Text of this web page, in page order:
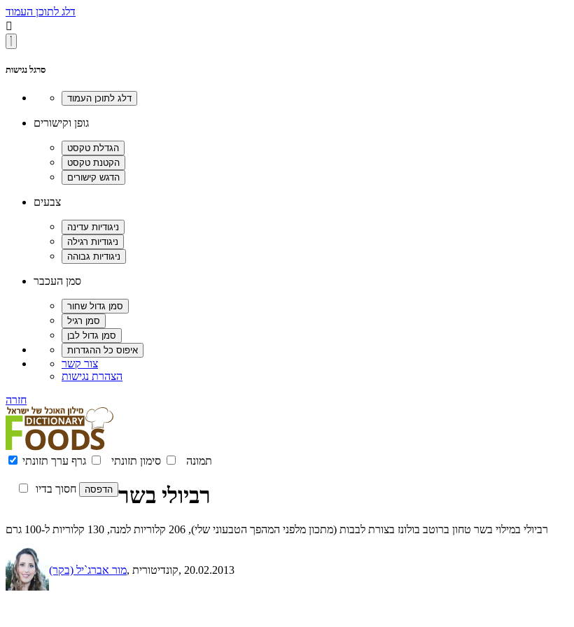
דלג לתוכן העמוד

סרגל נגישות
גופן וקישורים
צבעים
סמן העכבר
צור קשר
הצהרת נגישות
חזרה
תמונה סימון תזונתי גרף ערך תזונתי
חסוך בדיו רביולי בשר
רביולי במילוי בשר טחון ברוטב בולונז בצורת לבבות (מתכון מלפני המהפך הטבעוני שלי), 206 קלוריות למנה, 130 קלוריות ל-100 גרם
מור אברג`יל (בקר) , קונדיטורית, 20.02.2013